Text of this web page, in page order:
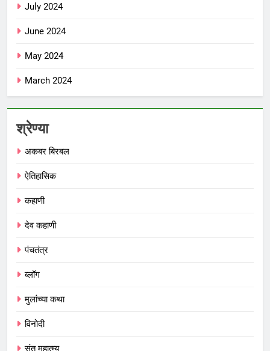
July 2024
June 2024
May 2024
March 2024
श्रेण्या
अकबर बिरबल
ऐतिहासिक
कहाणी
देव कहाणी
पंचतंत्र
ब्लॉग
मुलांच्या कथा
विनोदी
संत महात्म्य